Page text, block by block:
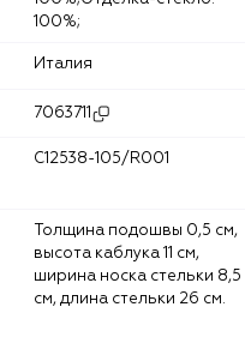
100%;
Италия
7063711
C12538-105/R001
высота каблука 11 см,
ширина носка стельки 8,5
см, длина стельки 26 см.